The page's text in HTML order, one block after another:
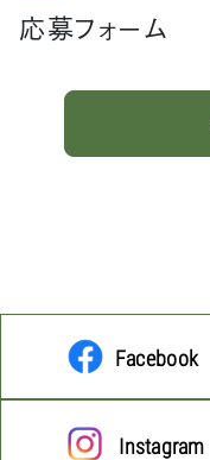
応募フォーム
Facebook
Instagram